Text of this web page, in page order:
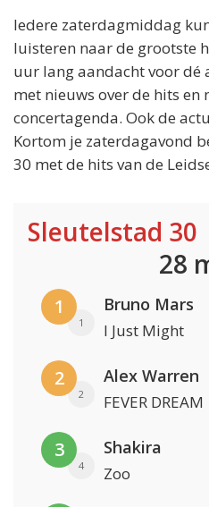
Iedere zaterdagmiddag
luisteren naar de grootste
uur lang aandacht voor dé
met nieuws over de hits en
concertagenda. Ook de
Kortom je zaterdagavond
30 met de hits van de
Sleutelstad 30
28
1
1
Bruno Mars
I Just Might
2
2
Alex Warren
FEVER DREAM
3
4
Shakira
Zoo